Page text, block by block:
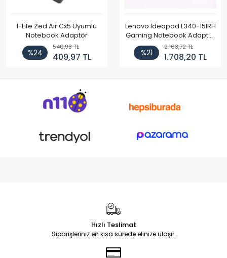
I-Life Zed Air Cx5 Uyumlu
Notebook Adaptör
%24
540,93 TL
409,97 TL
Lenovo Ideapad L340-15IRH
Gaming Notebook Adaptör
Cihazı Şarj Aleti (150W)
%21
2.163,72 TL
1.708,20 TL
Hızlı Teslimat
Siparişleriniz en kısa sürede elinize ulaşır.